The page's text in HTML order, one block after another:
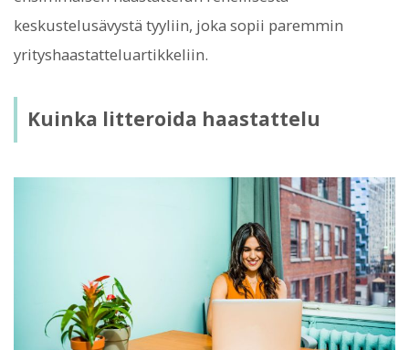
keskustelusävystä tyyliin, joka sopii paremmin
yrityshaastatteluartikkeliin.
Kuinka litteroida haastattelu